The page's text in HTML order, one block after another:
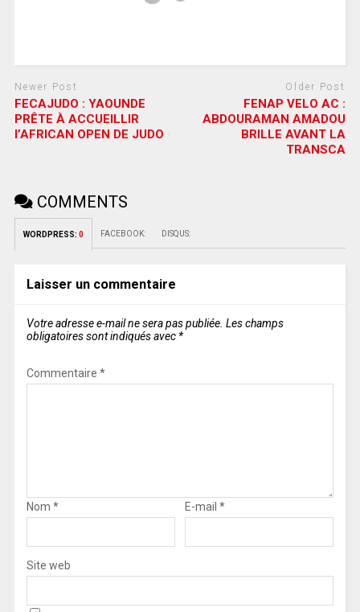
Newer Post
FECAJUDO : YAOUNDE
PRÊTE À ACCUEILLIR
l’AFRICAN OPEN DE JUDO
Older Post
FENAP VELO AC :
ABDOURAMAN AMADOU
BRILLE AVANT LA
TRANSCA
COMMENTS
WORDPRESS: 0 FACEBOOK: DISQUS:
Laisser un commentaire
Votre adresse e-mail ne sera pas publiée. Les champs
obligatoires sont indiqués avec *
Commentaire *
Nom * E-mail *
Site web